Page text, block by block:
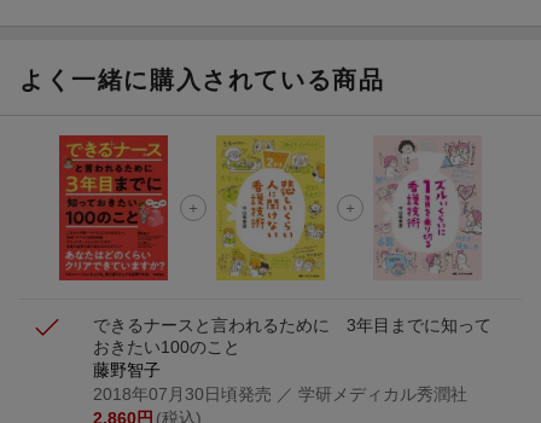
ト山分け
エントリー＆3,000円以上購入で無料データSIM（3GB/月プ
ラン）が当たる！
楽天モバイル紹介キャンペーンの拡散で300円OFFクーポン
進呈
よく一緒に購入されている商品
できるナースと言われるために 3年目までに知って
おきたい100のこと
藤野智子
2018年07月30日頃発売 ／ 学研メディカル秀潤社
2,860円 (税込)